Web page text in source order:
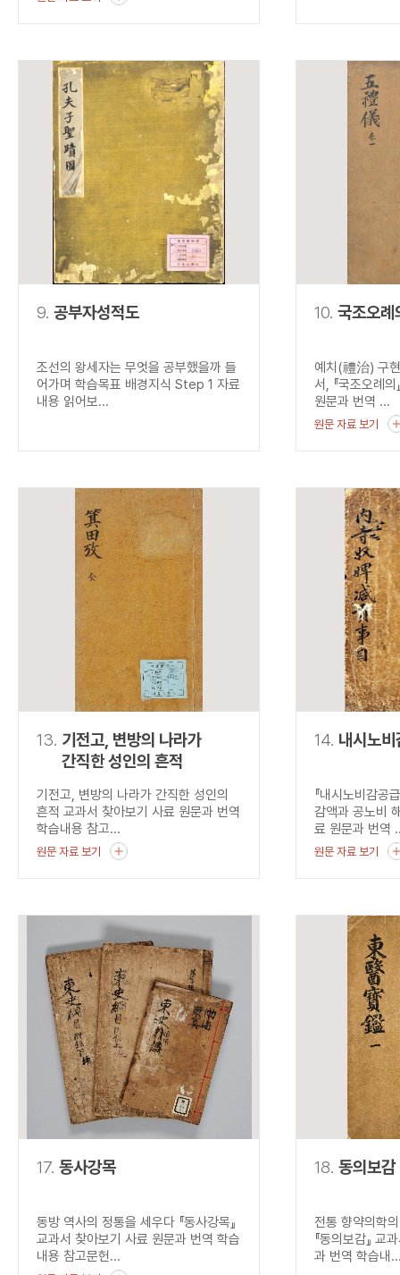
9. 공부자성적도
조선의 왕세자는 무엇을 공부했을까 들
어가며 학습목표 배경지식 Step 1 자료
내용 읽어보...
10. 국조오례
예치(禮治) 구
서, 『국조오례
원문과 번역 ...
원문 자료 보기
13. 기전고, 변방의 나라가
간직한 성인의 흔적
기전고, 변방의 나라가 간직한 성인의
흔적 교과서 찾아보기 사료 원문과 번역
학습내용 참고...
원문 자료 보기
14. 내시노
『내시노비감공
감액과 공노비
료 원문과 번역
원문 자료 보기
17. 동사강목
동방 역사의 정통을 세우다 『동사강목』
교과서 찾아보기 사료 원문과 번역 학습
내용 참고문헌...
18. 동의보감
전통 향약의학
『동의보감』 교
과 번역 학습내